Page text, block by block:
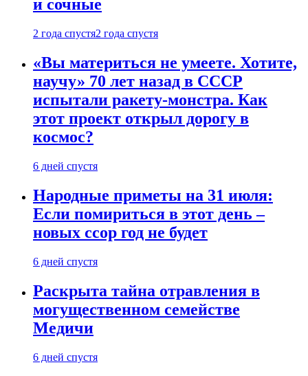
и сочные
2 года спустя2 года спустя
«Вы материться не умеете. Хотите,
научу» 70 лет назад в СССР
испытали ракету-монстра. Как
этот проект открыл дорогу в
космос?
6 дней спустя
Народные приметы на 31 июля:
Если помириться в этот день –
новых ссор год не будет
6 дней спустя
Раскрыта тайна отравления в
могущественном семействе
Медичи
6 дней спустя